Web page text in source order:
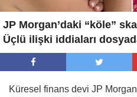
JP Morgan’daki “köle”
Üçlü ilişki iddiaları
Küresel finans devi JP